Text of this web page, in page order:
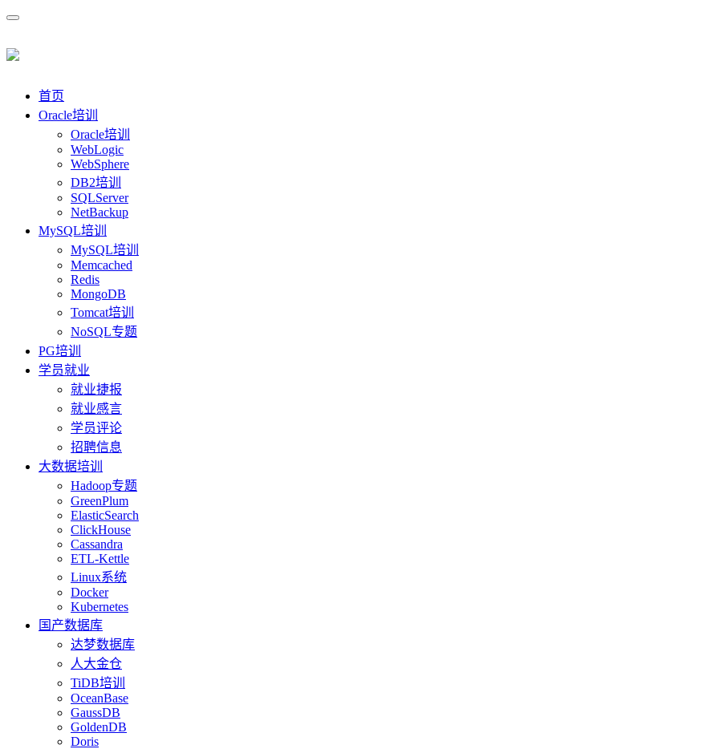
首页
Oracle培训
Oracle培训
WebLogic
WebSphere
DB2培训
SQLServer
NetBackup
MySQL培训
MySQL培训
Memcached
Redis
MongoDB
Tomcat培训
NoSQL专题
PG培训
学员就业
就业捷报
就业感言
学员评论
招聘信息
大数据培训
Hadoop专题
GreenPlum
ElasticSearch
ClickHouse
Cassandra
ETL-Kettle
Linux系统
Docker
Kubernetes
国产数据库
达梦数据库
人大金仓
TiDB培训
OceanBase
GaussDB
GoldenDB
Doris